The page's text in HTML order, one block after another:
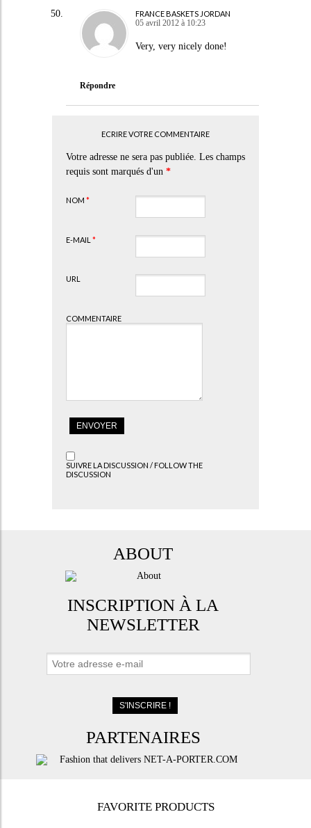
FRANCE BASKETS JORDAN
05 avril 2012 à 10:23
Very, very nicely done!
Répondre
ECRIRE VOTRE COMMENTAIRE
Votre adresse ne sera pas publiée. Les champs
requis sont marqués d'un *
NOM *
E-MAIL *
URL
COMMENTAIRE
SUIVRE LA DISCUSSION / FOLLOW THE
DISCUSSION
ABOUT
INSCRIPTION À LA
NEWSLETTER
PARTENAIRES
FAVORITE PRODUCTS